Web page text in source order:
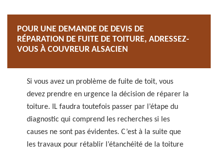
POUR UNE DEMANDE DE DEVIS DE
RÉPARATION DE FUITE DE TOITURE, ADRESSEZ-
VOUS À COUVREUR ALSACIEN
Si vous avez un problème de fuite de toit, vous
devez prendre en urgence la décision de réparer la
toiture. IL faudra toutefois passer par l’étape du
diagnostic qui comprend les recherches si les
causes ne sont pas évidentes. C’est à la suite que
les travaux pour rétablir l’étanchéité de la toiture